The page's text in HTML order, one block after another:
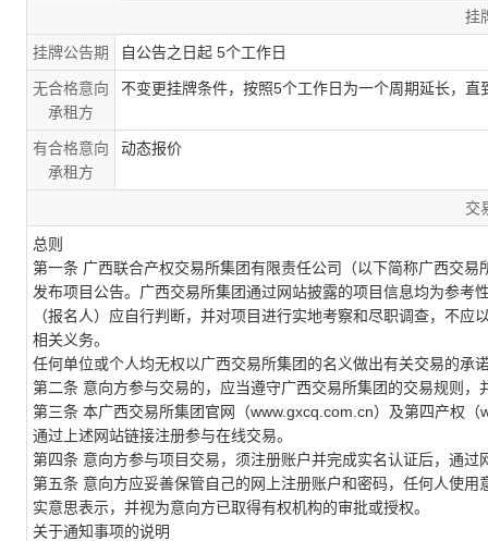
挂
挂牌公告期 自公告之日起 5个工作日
无合格意向
承租方
不变更挂牌条件，按照5个工作日为一个周期延长，直
有合格意向
承租方
动态报价
交
总则
第一条 广西联合产权交易所集团有限责任公司（以下简称广西交易
发布项目公告。 广西交易所集团通过网站披露的项目信息均为参考
（报名人）应自行判断，并对项目进行实地考察和尽职调查，不应
相关义务。
任何单位或个人均无权以广西交易所集团的名义做出有关交易的承
第二条 意向方参与交易的，应当遵守广西交易所集团的交易规则，
第三条 本广西交易所集团官网（www.gxcq .com.cn）及第四产权（
通过上述网站链接注册参与在线交易。
第四条 意向方参与项目交易，须注册账户并完成实名认证后，通过
第五条 意向方应妥善保管自己的网上注册账户和密码，任何人使
实意思表示，并视为意向方已取得有权机构的审批或授权。
关于通知事项的说明